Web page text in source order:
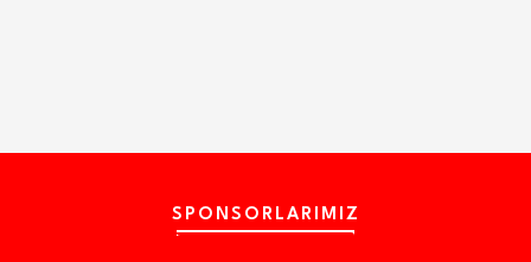
SPONSORLARIMIZ